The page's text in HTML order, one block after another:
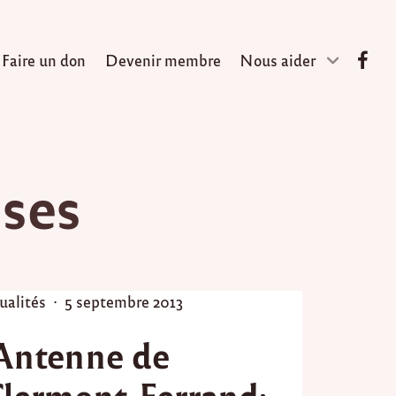
Faire un don Devenir membre Nous aider
P
t
e
5 septembre 2013
de